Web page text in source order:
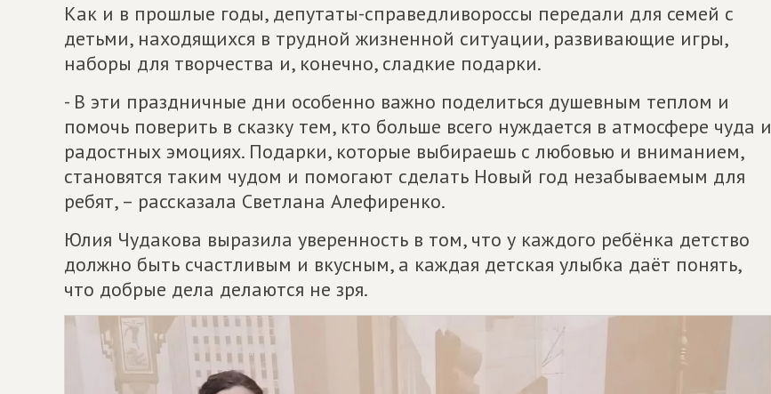
Как и в прошлые годы, депутаты-справедливороссы передали для семей с
детьми, находящихся в трудной жизненной ситуации, развивающие игры,
наборы для творчества и, конечно, сладкие подарки.
- В эти праздничные дни особенно важно поделиться душевным теплом и
помочь поверить в сказку тем, кто больше всего нуждается в атмосфере чуда и
радостных эмоциях. Подарки, которые выбираешь с любовью и вниманием,
становятся таким чудом и помогают сделать Новый год незабываемым для
ребят, – рассказала Светлана Алефиренко.
Юлия Чудакова выразила уверенность в том, что у каждого ребёнка детство
должно быть счастливым и вкусным, а каждая детская улыбка даёт понять,
что добрые дела делаются не зря.